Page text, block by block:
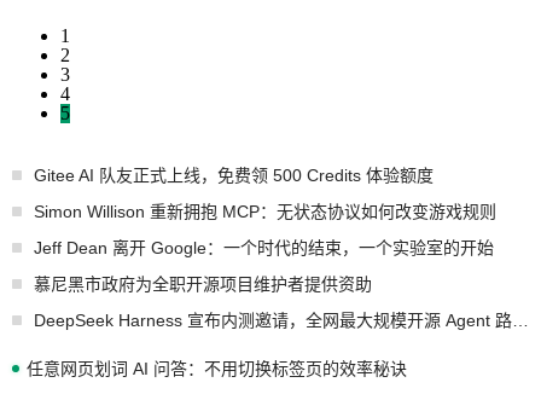
1
2
3
4
5
Gitee AI 队友正式上线，免费领 500 Credits 体验额度
Simon Willison 重新拥抱 MCP：无状态协议如何改变游戏规则
Jeff Dean 离开 Google：一个时代的结束，一个实验室的开始
慕尼黑市政府为全职开源项目维护者提供资助
任意网页划词 AI 问答：不用切换标签页的效率秘诀